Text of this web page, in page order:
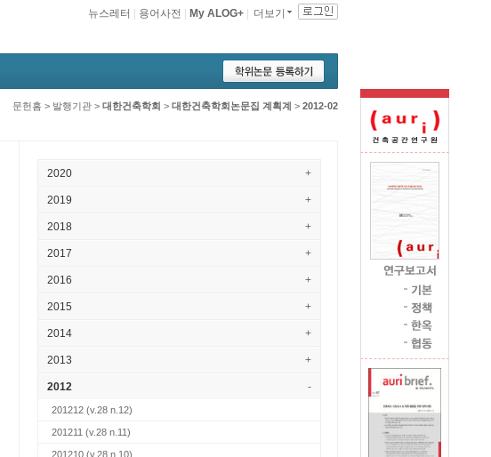
더보기
My ALOG+
용어사전
뉴스레터
문헌홈 > 발행기관 > 대한건축학회 > 대한건축학회논문집 계획계 > 2012-02
2020 +
2019 +
2018 +
2017 +
2016 +
2015 +
2014 +
2013 +
2012 -
201212 (v.28 n.12)
201211 (v.28 n.11)
201210 (v.28 n.10)